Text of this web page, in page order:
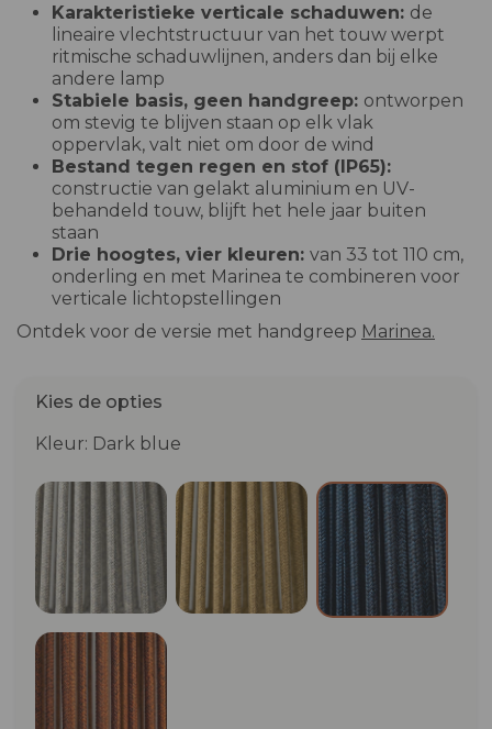
Karakteristieke verticale schaduwen: de
lineaire vlechtstructuur van het touw werpt
ritmische schaduwlijnen, anders dan bij elke
andere lamp
Stabiele basis, geen handgreep: ontworpen
om stevig te blijven staan op elk vlak
oppervlak, valt niet om door de wind
Bestand tegen regen en stof (IP65):
constructie van gelakt aluminium en UV-
behandeld touw, blijft het hele jaar buiten
staan
Drie hoogtes, vier kleuren: van 33 tot 110 cm,
onderling en met Marinea te combineren voor
verticale lichtopstellingen
Ontdek voor de versie met handgreep Marinea.
Kies de opties
Kleur: Dark blue
Pebble Grey Ocra/Beige Dark blue
Terracotta